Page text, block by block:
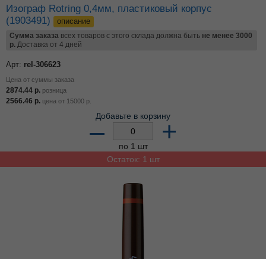
Изограф Rotring 0,4мм, пластиковый корпус
(1903491)
описание
Сумма заказа всех товаров с этого склада должна быть не менее 3000
р. Доставка от 4 дней
Арт: rel-306623
Цена от суммы заказа
2874.44 р. розница
2566.46 р. цена от 15000 р.
Добавьте в корзину
– +
по 1 шт
Остаток: 1 шт